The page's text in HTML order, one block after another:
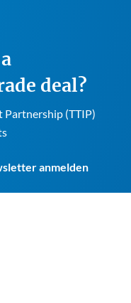
deal?
Partnership (TTIP)
anmelden